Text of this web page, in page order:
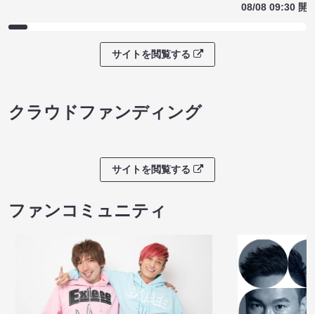
08/08 09:30 開
サイトを閲覧する
クラウドファンディング
サイトを閲覧する
ファンコミュニティ